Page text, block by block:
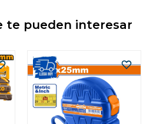
te pueden interesar